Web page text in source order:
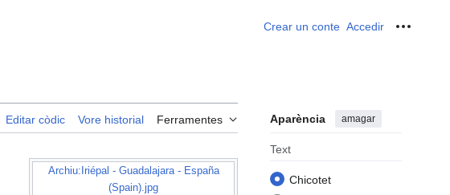
Crear un conte Accedir
Editar còdic Vore historial Ferramentes Aparència amagar
Text
Chicotet
Archiu:Iriépal - Guadalajara - España
(Spain).jpg